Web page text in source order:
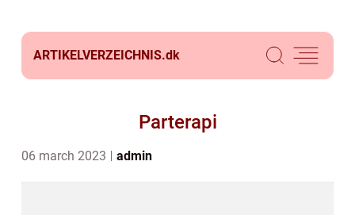
ARTIKELVERZEICHNIS.dk
Parterapi
06 march 2023 admin